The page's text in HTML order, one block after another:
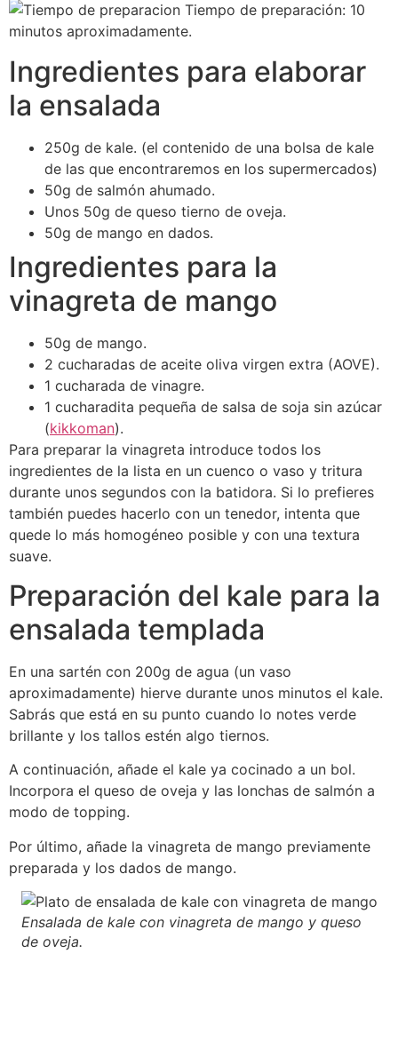
Tiempo de preparación: 10
minutos aproximadamente.
Ingredientes para elaborar
la ensalada
250g de kale. (el contenido de una bolsa de kale
de las que encontraremos en los supermercados)
50g de salmón ahumado.
Unos 50g de queso tierno de oveja.
50g de mango en dados.
Ingredientes para la
vinagreta de mango
50g de mango.
2 cucharadas de aceite oliva virgen extra (AOVE).
1 cucharada de vinagre.
1 cucharadita pequeña de salsa de soja sin azúcar
(kikkoman).
Para preparar la vinagreta introduce todos los
ingredientes de la lista en un cuenco o vaso y tritura
durante unos segundos con la batidora. Si lo prefieres
también puedes hacerlo con un tenedor, intenta que
quede lo más homogéneo posible y con una textura
suave.
Preparación del kale para la
ensalada templada
En una sartén con 200g de agua (un vaso
aproximadamente) hierve durante unos minutos el kale.
Sabrás que está en su punto cuando lo notes verde
brillante y los tallos estén algo tiernos.
A continuación, añade el kale ya cocinado a un bol.
Incorpora el queso de oveja y las lonchas de salmón a
modo de topping.
Por último, añade la vinagreta de mango previamente
preparada y los dados de mango.
Ensalada de kale con vinagreta de mango y queso
de oveja.